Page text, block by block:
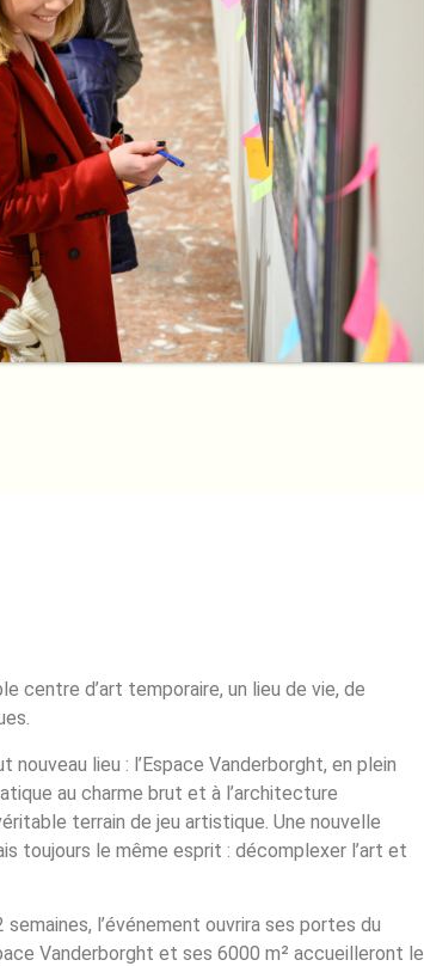
centre d’art temporaire, un lieu de vie, de
lieu : l’Espace Vanderborght, en plein
au charme brut et à l’architecture
terrain de jeu artistique. Une nouvelle
toujours le même esprit : décomplexer l’art et
l’événement ouvrira ses portes du
Vanderborght et ses 6000 m² accueilleront le